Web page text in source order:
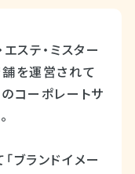
ステ・ミスター
を運営されて
コーポレートサ
ブランドイメー